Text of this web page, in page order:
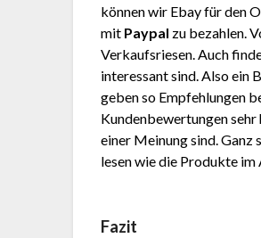
können wir Ebay für den
mit Paypal zu bezahlen.
Verkaufsriesen. Auch
interessant sind. Also ein
geben so Empfehlungen
Kundenbewertungen
einer Meinung sind. Ganz
lesen wie die Produkte
Fazit